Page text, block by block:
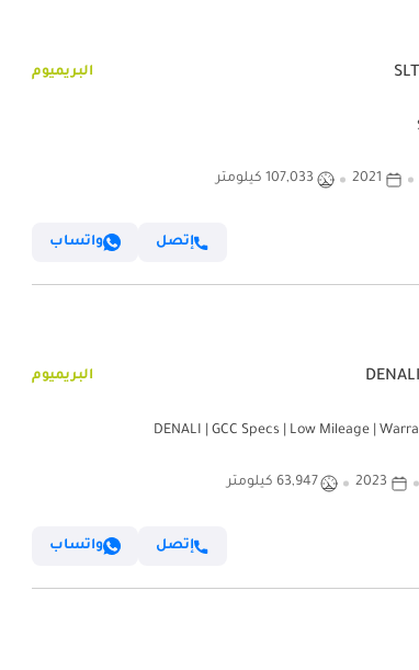
البريميوم
2021 107,033 كيلومتر
إتصل واتساب
البريميوم
2023 63,947 كيلومتر
إتصل واتساب